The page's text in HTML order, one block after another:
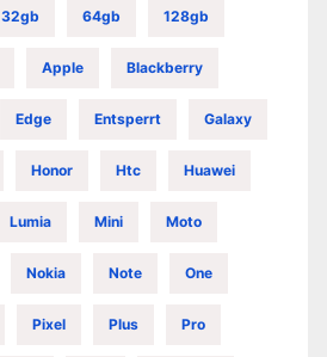
32gb 64gb 128gb
Apple Blackberry
Edge Entsperrt Galaxy
Honor Htc Huawei
Lumia Mini Moto
Nokia Note One
Pixel Plus Pro